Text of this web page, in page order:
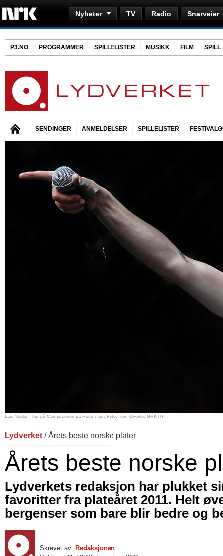
Nyheter TV Radio Snarveier
P3.NO PROGRAMMER SPILLELISTER MUSIKK FILM SPILL
SENDINGER ANMELDELSER SPILLELISTER
Lars Vaular - her på Campscenen på Hove i fjor. Foto: Tom Øverlie, NRK P3
Lydverket / Årets beste norske plater
Årets beste norske
Lydverkets redaksjon har plukket
favoritter fra plateåret 2011. Helt
bergenser som bare blir bedre og
Skrevet av: Redaksjonen